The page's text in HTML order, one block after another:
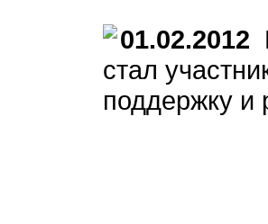
01.02.2012
стал
поддержку и